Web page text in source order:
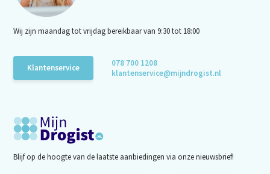
Wij zijn maandag tot vrijdag bereikbaar van 9:30 tot 18:00
Klantenservice
078 700 1208
klantenservice@mijndrogist.nl
Blijf op de hoogte van de laatste aanbiedingen via onze nieuwsbrief!